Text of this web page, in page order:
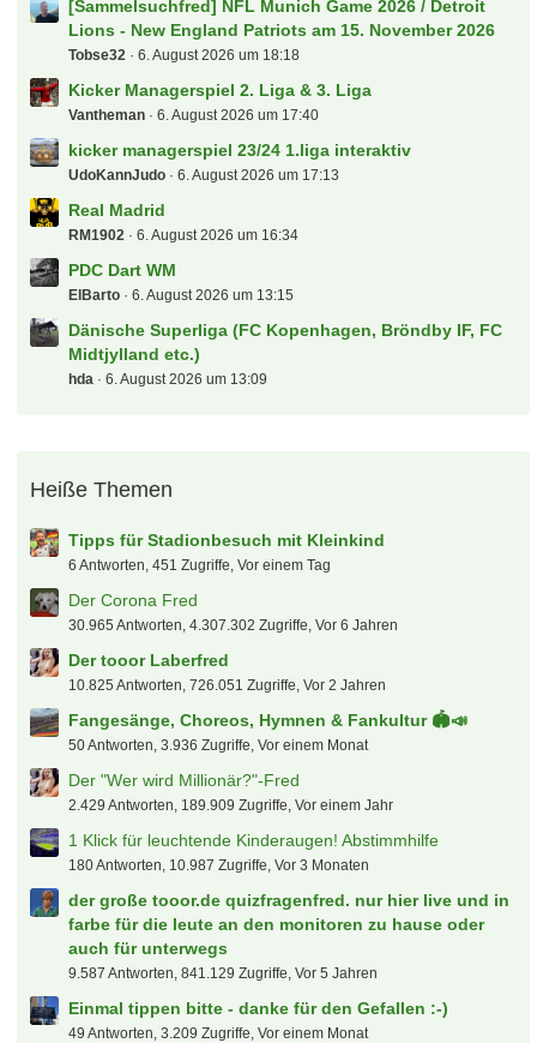
[Sammelsuchfred] NFL Munich Game 2026 / Detroit
Lions - New England Patriots am 15. November 2026
Tobse32 6. August 2026 um 18:18
Kicker Managerspiel 2. Liga & 3. Liga
Vantheman 6. August 2026 um 17:40
kicker managerspiel 23/24 1.liga interaktiv
UdoKannJudo 6. August 2026 um 17:13
Real Madrid
RM1902 6. August 2026 um 16:34
PDC Dart WM
ElBarto 6. August 2026 um 13:15
Dänische Superliga (FC Kopenhagen, Bröndby IF, FC
Midtjylland etc.)
hda 6. August 2026 um 13:09
Heiße Themen
Tipps für Stadionbesuch mit Kleinkind
6 Antworten, 451 Zugriffe, Vor einem Tag
Der Corona Fred
30.965 Antworten, 4.307.302 Zugriffe, Vor 6 Jahren
Der tooor Laberfred
10.825 Antworten, 726.051 Zugriffe, Vor 2 Jahren
Fangesänge, Choreos, Hymnen & Fankultur 🏟️📣
50 Antworten, 3.936 Zugriffe, Vor einem Monat
Der "Wer wird Millionär?"-Fred
2.429 Antworten, 189.909 Zugriffe, Vor einem Jahr
1 Klick für leuchtende Kinderaugen! Abstimmhilfe
180 Antworten, 10.987 Zugriffe, Vor 3 Monaten
der große tooor.de quizfragenfred. nur hier live und in
farbe für die leute an den monitoren zu hause oder
auch für unterwegs
9.587 Antworten, 841.129 Zugriffe, Vor 5 Jahren
Einmal tippen bitte - danke für den Gefallen :-)
49 Antworten, 3.209 Zugriffe, Vor einem Monat